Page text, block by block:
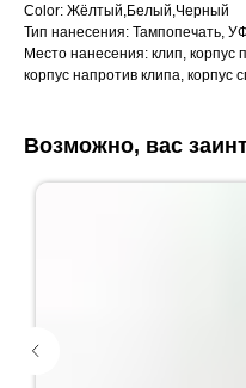
Color: Жёлтый,Белый,Черный
Тип нанесения: Тампопечать,
Место нанесения: клип, корпус
корпус напротив клипа, корпус
Возможно, вас